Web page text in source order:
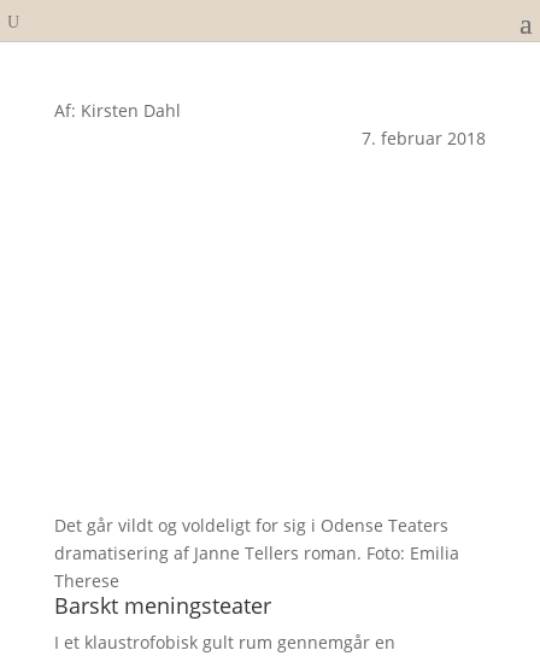
Af: Kirsten Dahl
7. februar 2018
Det går vildt og voldeligt for sig i Odense Teaters
dramatisering af Janne Tellers roman. Foto: Emilia
Therese
Barskt meningsteater
I et klaustrofobisk gult rum gennemgår en